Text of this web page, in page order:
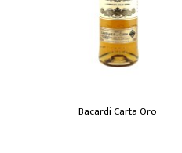
Bacardi Carta Oro